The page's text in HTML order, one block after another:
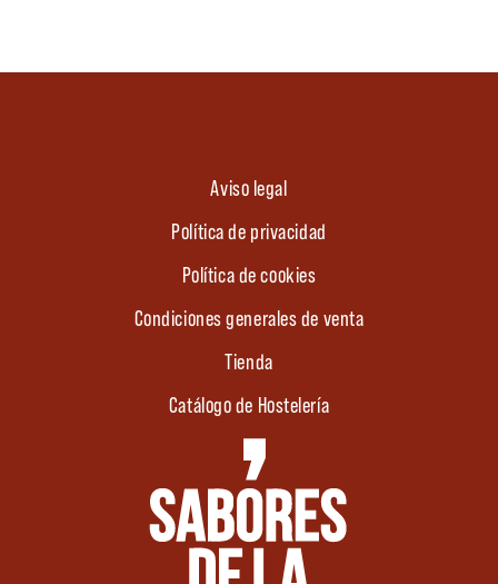
Aviso legal
Política de privacidad
Política de cookies
Condiciones generales de venta
Tienda
Catálogo de Hostelería